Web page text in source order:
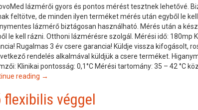
lázmérői gyors és pontos mérést tesztnek lehetővé.
feltötve, de minden ilyen terméket mérés után egyből le
lázmérő biztágosan használható. Mérés után a
le kell rázni. Otthoni lázmérésre szolgál. Mérési idő: 180mp
Rugalmas 3 év csere garancia! Küldje vissza kifogásolt,
rendelés alkalmával küldjük a csere terméket.
Klinikai pontosság: 0,1°C Mérési tartomány: 35 – 42 °C
reading →
véggel